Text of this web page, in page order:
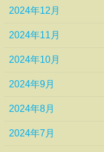
2024年12月
2024年11月
2024年10月
2024年9月
2024年8月
2024年7月